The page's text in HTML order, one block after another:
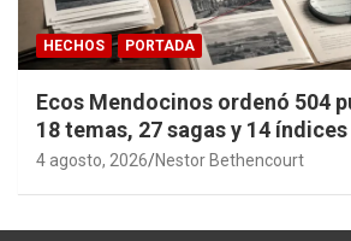
HECHOS PORTADA
Ecos Mendocinos ordenó 504
18 temas, 27 sagas y 14
años de investigación en
4 agosto, 2026 Nestor Bethencourt